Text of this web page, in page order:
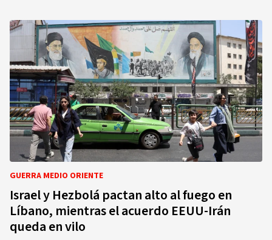
GUERRA MEDIO ORIENTE
Israel y Hezbolá pactan alto al fuego en
Líbano, mientras el acuerdo EEUU-Irán
queda en vilo